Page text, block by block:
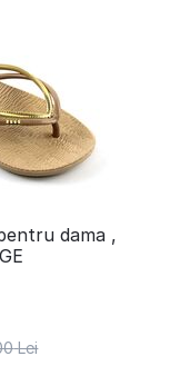
dama ,
Lei